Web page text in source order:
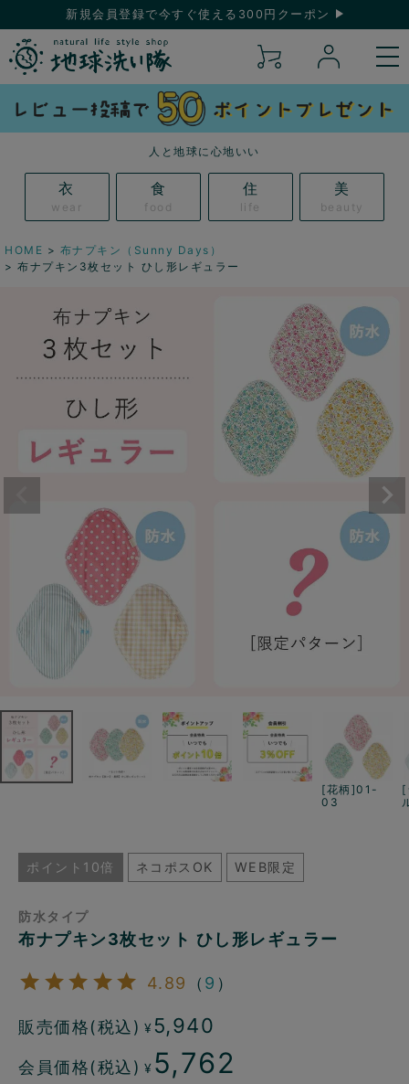
新規会員登録で今すぐ使える300円クーポン
人と地球に心地いい
衣
wear
食
food
住
life
美
beauty
HOME
布ナプキン（Sunny Days）
布ナプキン3枚セット ひし形レギュラー
[花柄]01-
03
[
ポイント10倍 ネコポスOK WEB限定
防水タイプ
布ナプキン3枚セット ひし形レギュラー
4.89 （ 9 ）
販売価格(税込) ¥ 5,940
会員価格(税込) ¥ 5,762